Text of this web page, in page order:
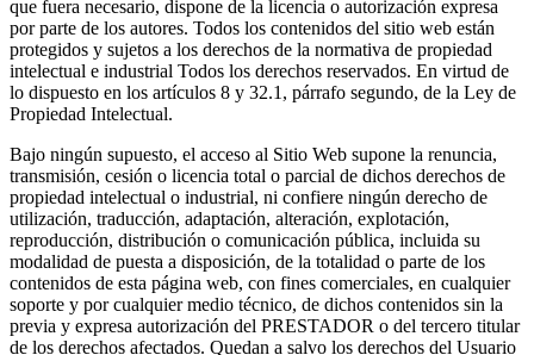
que fuera necesario, dispone de la licencia o autorización expresa
por parte de los autores. Todos los contenidos del sitio web están
protegidos y sujetos a los derechos de la normativa de propiedad
intelectual e industrial Todos los derechos reservados. En virtud de
lo dispuesto en los artículos 8 y 32.1, párrafo segundo, de la Ley de
Propiedad Intelectual.
Bajo ningún supuesto, el acceso al Sitio Web supone la renuncia,
transmisión, cesión o licencia total o parcial de dichos derechos de
propiedad intelectual o industrial, ni confiere ningún derecho de
utilización, traducción, adaptación, alteración, explotación,
reproducción, distribución o comunicación pública, incluida su
modalidad de puesta a disposición, de la totalidad o parte de los
contenidos de esta página web, con fines comerciales, en cualquier
soporte y por cualquier medio técnico, de dichos contenidos sin la
previa y expresa autorización del PRESTADOR o del tercero titular
de los derechos afectados. Quedan a salvo los derechos del Usuario